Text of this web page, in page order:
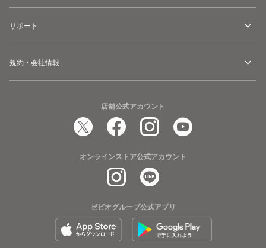
サポート
規約・会社情報
店舗公式アカウント
オンラインストア公式アカウント
ゼビオグループ公式アプリ